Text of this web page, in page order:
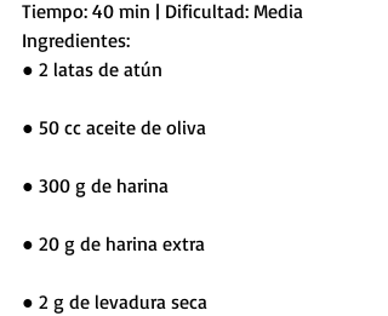
Tiempo: 40 min | Dificultad: Media
Ingredientes:
● 2 latas de atún
● 50 cc aceite de oliva
● 300 g de harina
● 20 g de harina extra
● 2 g de levadura seca